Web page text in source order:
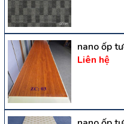
nano ốp
Liên hệ